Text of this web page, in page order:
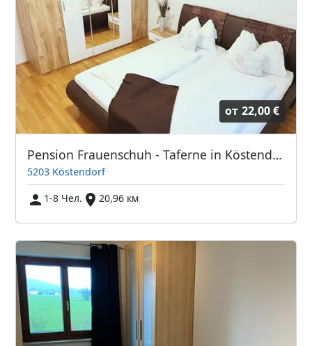
от 22,00 €
Pension Frauenschuh - Taferne in Köstendorf
5203 Köstendorf
1-8 Чел.
20,96 км